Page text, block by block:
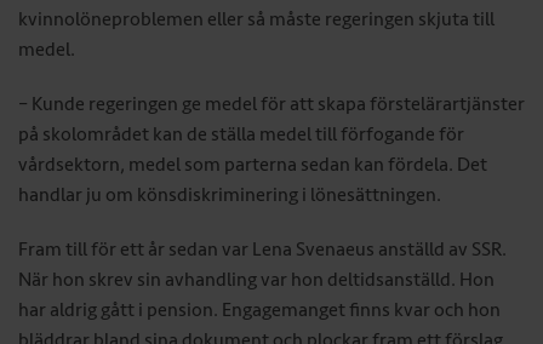
kvinnolöneproblemen eller så måste regeringen skjuta till
medel.
– Kunde regeringen ge medel för att skapa förstelärartjänster
på skolområdet kan de ställa medel till förfogande för
vårdsektorn, medel som parterna ­sedan kan fördela. Det
handlar ju om könsdiskri­minering i lönesättningen.
Fram till för ett år sedan var Lena Svenaeus anställd av SSR.
När hon skrev sin avhandling var hon ­deltidsanställd. Hon
har aldrig gått i pension. ­Engagemanget finns kvar och hon